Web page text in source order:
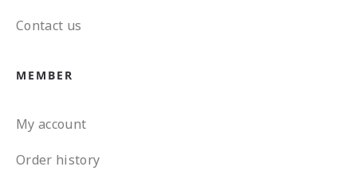
Contact us
MEMBER
My account
Order history